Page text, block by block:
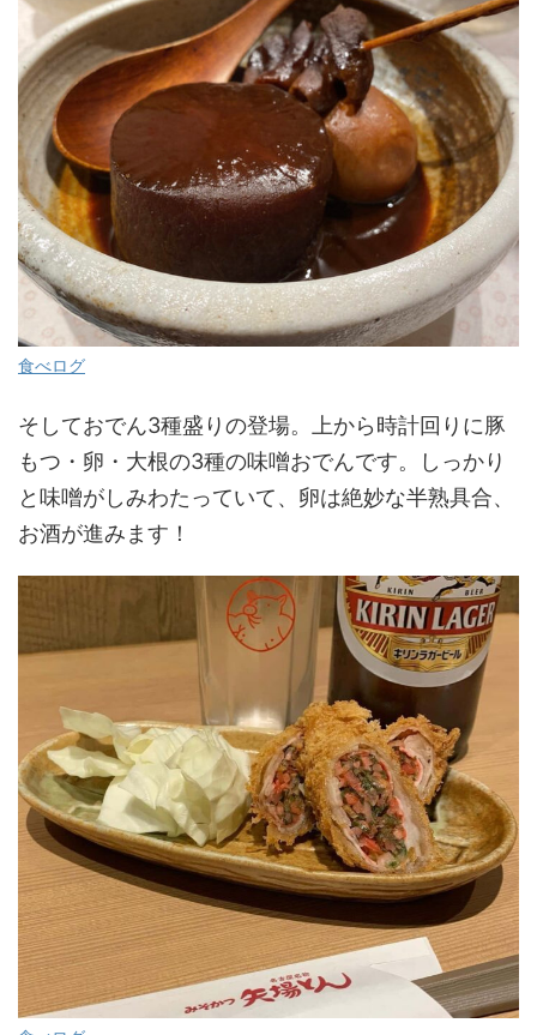
食べログ
そしておでん3種盛りの登場。上から時計回りに豚
もつ・卵・大根の3種の味噌おでんです。しっかり
と味噌がしみわたっていて、卵は絶妙な半熟具合、
お酒が進みます！